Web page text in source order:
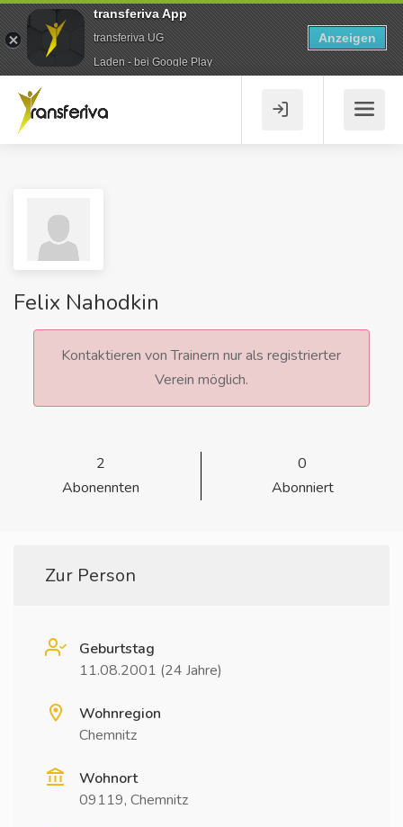
Felix Nahodkin
Kontaktieren von Trainern nur als registrierter
Verein möglich.
2
Abonennten
0
Abonniert
Zur Person
Geburtstag
11.08.2001 (24 Jahre)
Wohnregion
Chemnitz
Wohnort
09119, Chemnitz
transferiva App
transferiva UG
Laden - bei Google Play
Anzeigen